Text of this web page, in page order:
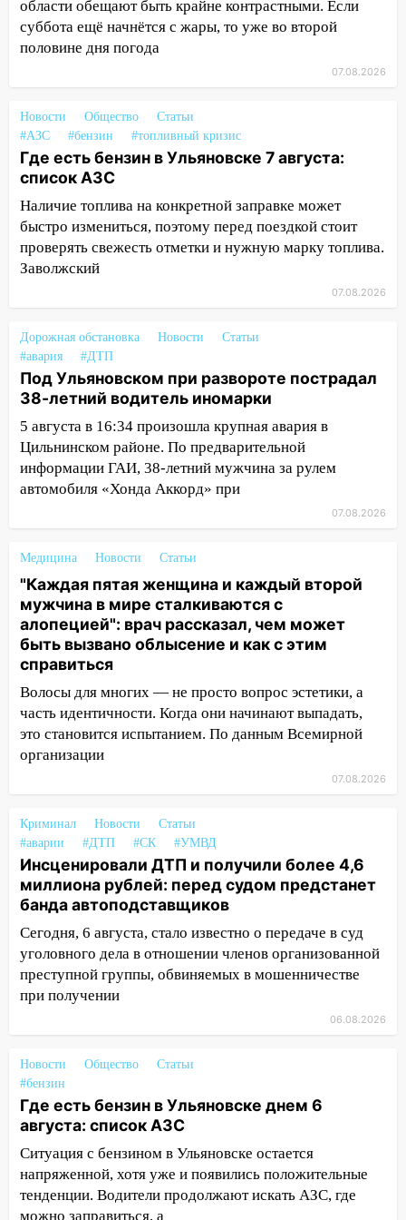
прокуратуры в селах Ульяновской
области привели в порядок детские
площадки
капремонт школы в селе Кивать
15:08 В Кузоватово после прокурорской
проверки обновили разметку на
пешеходных переходах
14:40
На проспекте Гая в Ульяновске
запретили остановку автомобилей на
50-метровом участке
В Новом городе 8 августа пройдет
мотофристайлом и концертом
«Мураками»
14:04 Жару смоет ливнями: прогноз
погоды в Ульяновской области на
выходные 8-9 августа
13:30 В Ульяновске транспортные
полицейские проведут акцию «Час
пассажира»
обокрали женщину на пляже и
подростка в сквере
13:01 В Димитровграде мужчина
выбросил из машины страйкбольную
гранату: его задержали
12:34 На Ульяновскую область
надвигается сильнейшая непогода: град
и шквал до 27 м/с
12:31 Ульяновец хотел купить иномарку
из Европы и потерял 760 тысяч рублей
столкнулись «Лада» и Chevrolet:
пострадал 14-летний подросток
12:00 Где есть бензин в Ульяновске 7
августа: список АЗС
11:50
Заснул рядом с ребёнком и
случайно задушил его: суд вынес
приговор
11:38 В Ленинском районе пожар
полностью уничтожил дачный дом и
11:38
В Госдуме предложили отменить
ЕГЭ с 2027 года
11:25 В Ульяновске ИИ будет выявлять
нарушителей на контейнерных
площадках
11:20 Ульяновская шахматистка
области обещают быть крайне контрастными. Если
суббота ещё начнётся с жары, то уже во второй
половине дня погода
07.08.2026
Новости Общество
Статьи
#АЗС
#бензин #топливный кризис
Где есть бензин в Ульяновске 7 августа:
список АЗС
Наличие топлива на конкретной заправке может
быстро измениться, поэтому перед поездкой стоит
проверять свежесть отметки и нужную марку топлива.
Заволжский
07.08.2026
Дорожная обстановка Новости
Статьи
#авария
#ДТП
Под Ульяновском при развороте пострадал
38-летний водитель иномарки
5 августа в 16:34 произошла крупная авария в
Цильнинском районе. По предварительной
информации ГАИ, 38-летний мужчина за рулем
автомобиля «Хонда Аккорд» при
07.08.2026
Медицина Новости Статьи
"Каждая пятая женщина и каждый второй
мужчина в мире сталкиваются с
алопецией": врач рассказал, чем может
быть вызвано облысение и как с этим
справиться
Волосы для многих — не просто вопрос эстетики, а
часть идентичности. Когда они начинают выпадать,
это становится испытанием. По данным Всемирной
организации
07.08.2026
Криминал Новости
Статьи
#аварии
#ДТП #СК #УМВД
Инсценировали ДТП и получили более 4,6
миллиона рублей: перед судом предстанет
банда автоподставщиков
Сегодня, 6 августа, стало известно о передаче в суд
уголовного дела в отношении членов организованной
преступной группы, обвиняемых в мошенничестве
при получении
06.08.2026
Новости Общество
Статьи
#бензин
Где есть бензин в Ульяновске днем 6
августа: список АЗС
Ситуация с бензином в Ульяновске остается
напряженной, хотя уже и появились положительные
тенденции. Водители продолжают искать АЗС, где
можно заправиться, а